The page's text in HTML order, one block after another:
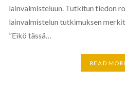
lainvalmisteluun. Tutkitun tiedon
lainvalmistelun tutkimuksen
”Eikö tässä…
READ